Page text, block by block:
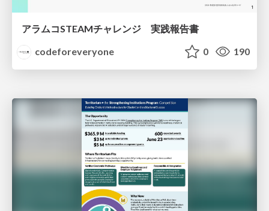
アラムコSTEAMチャレンジ 実践報告書
codeforeveryone
0 190